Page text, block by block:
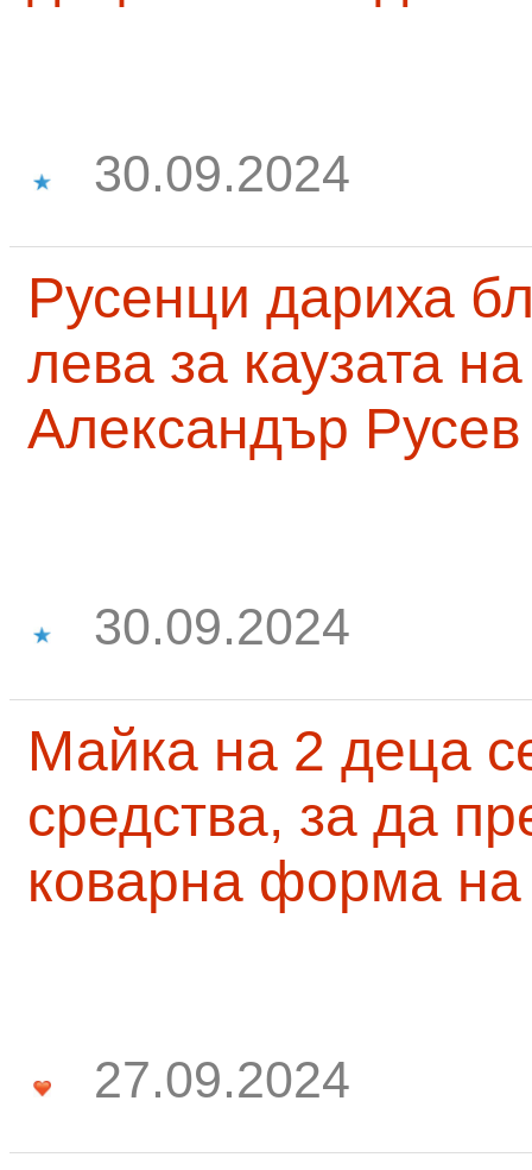
30.09.2024
Русенци дариха
лева за каузата
Александър Русев
30.09.2024
Майка на 2 деца
средства, за да
коварна форма на
27.09.2024